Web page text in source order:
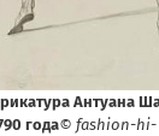
Антуана
года© fashion-hi-